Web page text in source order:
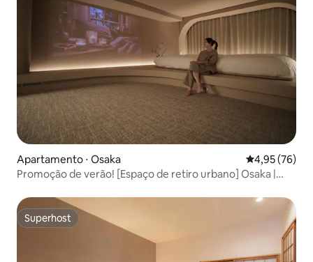
Apartamento ⋅ Osaka 4,95 de uma
4,95 (76)
Promoção de verão! [Espaço de retiro urbano] Osaka |
Quioto | Acomoda até 10 pessoas
Superhost
Superhost